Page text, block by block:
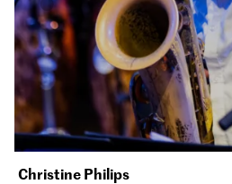
Christine Philips